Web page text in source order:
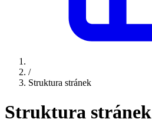
/
Struktura stránek
Struktura stránek